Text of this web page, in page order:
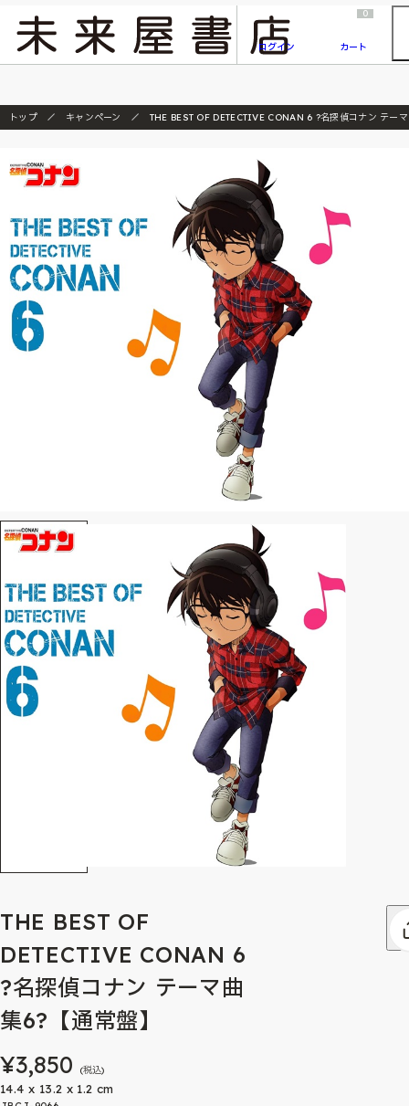
『ONE PIECE magazine 021 ONE PIECEカード付き同梱版』発売延期のご案内
ログイン
0
カート
トップ キャンペーン THE BEST OF DETECTIVE CONAN 6 ?名探偵コナン テー
THE BEST OF
DETECTIVE CONAN 6
?名探偵コナン テーマ曲
集6?【通常盤】
¥3,850 (税込)
14.4 x 13.2 x 1.2 cm